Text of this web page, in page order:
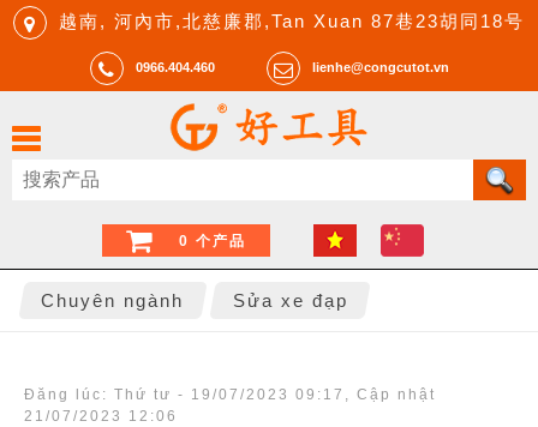
越南, 河內市,北慈廉郡,Tan Xuan 87巷23胡同18号
0966.404.460 lienhe@congcutot.vn
0 个产品
Chuyên ngành Sửa xe đạp
Đăng lúc: Thứ tư - 19/07/2023 09:17 , Cập nhật
21/07/2023 12:06